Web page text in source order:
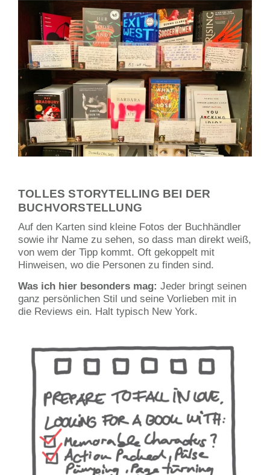
TOLLES STORYTELLING BEI DER
BUCHVORSTELLUNG
Auf den Karten sind kleine Fotos der Buchhändler
sowie ihr Name zu sehen, so dass man direkt weiß,
von wem der Tipp kommt. Oft gekoppelt mit
Hinweisen, wo die Personen zu finden sind.
Was ich hier besonders mag: Jeder bringt seinen
ganz persönlichen Stil und seine Vorlieben mit in
die Reviews ein. Halt typisch New York.